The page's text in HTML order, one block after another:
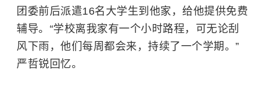
团委前后派遣16名大学生到他家，给他提供免费
辅导。“学校离我家有一个小时路程，可无论刮
风下雨，他们每周都会来，持续了一个学期。”
严哲锐回忆。